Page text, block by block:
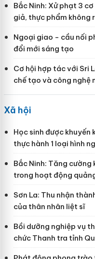
Bắc Ninh: Xử phạt 3
giả, thực phẩm không
Ngoại giao - cầu nối
đổi mới sáng tạo
Cơ hội hợp tác với Sri
chế tạo và công nghệ
Xã hội
Học sinh được khuyến
thực hành 1 loại hình
Bắc Ninh: Tăng
trong hoạt động
Sơn La: Thu nhận
của thân nhân liệt sĩ
Bồi dưỡng nghiệp vụ
chức Thanh tra tỉnh